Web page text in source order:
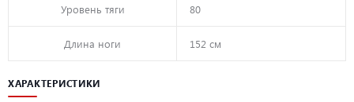
Уровень тяги 80
Длина ноги 152 см
ХАРАКТЕРИСТИКИ